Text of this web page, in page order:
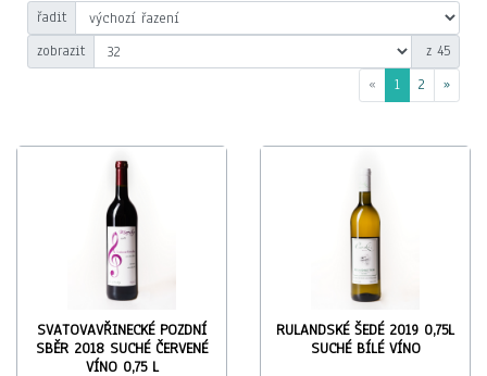
řadit
zobrazit
z 45
«
1 2 »
SVATOVAVŘINECKÉ POZDNÍ
SBĚR 2018 SUCHÉ ČERVENÉ
VÍNO 0,75 L
RULANDSKÉ ŠEDÉ 2019 0,75L
SUCHÉ BÍLÉ VÍNO